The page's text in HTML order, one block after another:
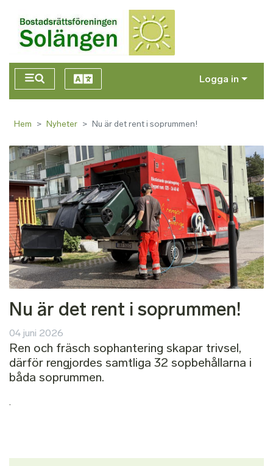
Logga in
Hem Nyheter Nu är det rent i soprummen!
Nu är det rent i soprummen!
04 juni 2026
Ren och fräsch sophantering skapar trivsel,
därför rengjordes samtliga 32 sopbehållarna i
båda soprummen.
.